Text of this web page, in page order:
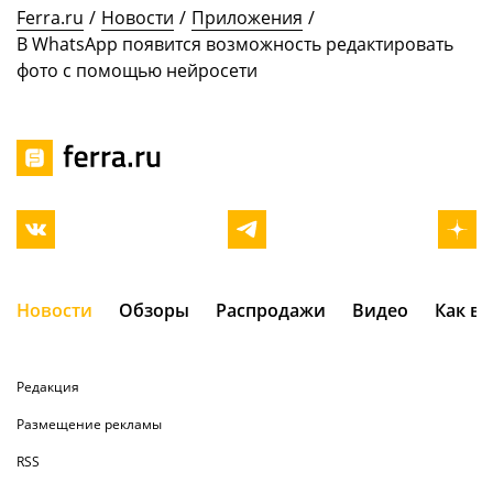
Ferra.ru / Новости / Приложения /
В WhatsApp появится возможность редактировать
фото с помощью нейросети
Новости Обзоры Распродажи Видео Как
Редакция
Размещение рекламы
RSS